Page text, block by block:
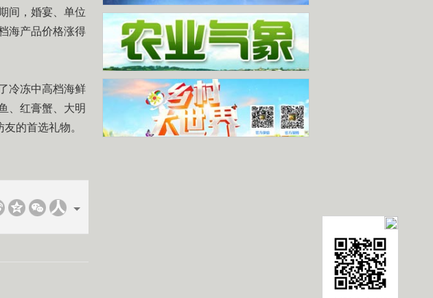
间，婚宴、单位
海产品价格涨得
冷冻中高档海鲜
、红膏蟹、大明
的首选礼物。